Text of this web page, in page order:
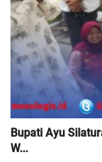
Bupati Ayu
W...